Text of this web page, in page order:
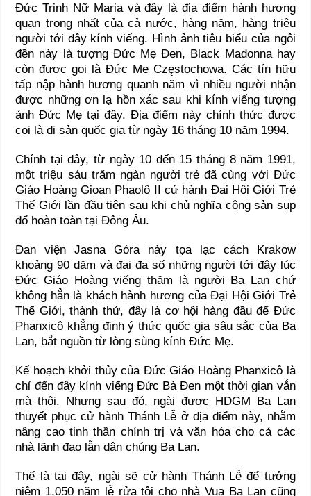
Đức Trinh Nữ Maria và đây là địa điểm hành hương
quan trọng nhất của cả nước, hàng năm, hàng triệu
người tới đây kính viếng. Hình ảnh tiêu biểu của ngôi
đền này là tượng Đức Mẹ Đen, Black Madonna hay
còn được gọi là Đức Mẹ Częstochowa. Các tín hữu
tấp nập hành hương quanh năm vì nhiều người nhận
được những ơn lạ hồn xác sau khi kính viếng tượng
ảnh Đức Mẹ tại đây. Địa điểm này chính thức được
coi là di sản quốc gia từ ngày 16 tháng 10 năm 1994.
Chính tại đây, từ ngày 10 đến 15 tháng 8 năm 1991,
một triệu sáu trăm ngàn người trẻ đã cùng với Đức
Giáo Hoàng Gioan Phaolô II cử hành Đại Hội Giới Trẻ
Thế Giới lần đầu tiên sau khi chủ nghĩa cộng sản sụp
đổ hoàn toàn tại Đông Âu.
Đan viện Jasna Góra này tọa lạc cách Krakow
khoảng 90 dặm và đại đa số những người tới đây lúc
Đức Giáo Hoàng viếng thăm là người Ba Lan chứ
không hẳn là khách hành hương của Đại Hội Giới Trẻ
Thế Giới, thành thử, đây là cơ hội hàng đầu để Đức
Phanxicô khẳng định ý thức quốc gia sâu sắc của Ba
Lan, bắt nguồn từ lòng sùng kính Đức Mẹ.
Kế hoạch khởi thủy của Đức Giáo Hoàng Phanxicô là
chỉ đến đây kính viếng Đức Bà Đen một thời gian vắn
mà thôi. Nhưng sau đó, ngài được HDGM Ba Lan
thuyết phục cử hành Thánh Lễ ở địa điểm này, nhằm
nâng cao tinh thần chính trị và văn hóa cho cả các
nhà lãnh đạo lẫn dân chúng Ba Lan.
Thế là tại đây, ngài sẽ cử hành Thánh Lễ để tưởng
niệm 1,050 năm lễ rửa tội cho nhà Vua Ba Lan cũng